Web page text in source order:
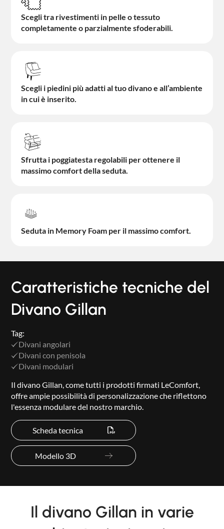
Scegli tra rivestimenti in pelle o tessuto
completamente o parzialmente sfoderabili.
Scegli i piedini più adatti al tuo divano e all’ambiente
in cui è inserito.
Sfrutta i poggiatesta regolabili per ottenere il
massimo comfort della seduta.
Seduta in Memory Foam per il massimo comfort.
Caratteristiche tecniche del
Divano Gillan
Tag:
Divani angolari
Divani con penisola
Divani modulari
Il divano Gillan, come tutti i prodotti firmati LeComfort,
offre ampie possibilità di personalizzazione che riflettono
l'essenza modulare del nostro marchio.
Scheda tecnica
Modello 3D
Il divano Gillan in varie